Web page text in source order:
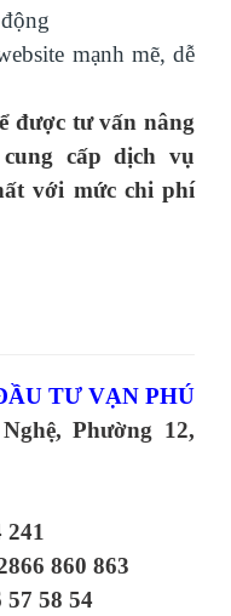
mạnh mẽ, dễ
được tư vấn nâng
cấp dịch vụ
với mức chi phí
TƯ VẠN PHÚ
Phường 12,
241
860 863
58 54